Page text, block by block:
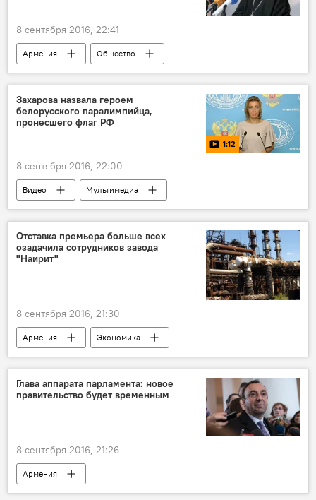
8 сентября 2016, 22:41
Армения Общество
Захарова назвала героем
белорусского паралимпийца,
пронесшего флаг РФ
1:12
8 сентября 2016, 22:00
Видео Мультимедиа
Отставка премьера больше всех
озадачила сотрудников завода
"Наирит"
8 сентября 2016, 21:30
Армения Экономика
Глава аппарата парламента: новое
правительство будет временным
8 сентября 2016, 21:26
Армения